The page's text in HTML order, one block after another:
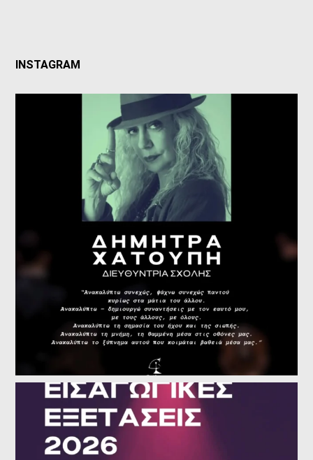
INSTAGRAM